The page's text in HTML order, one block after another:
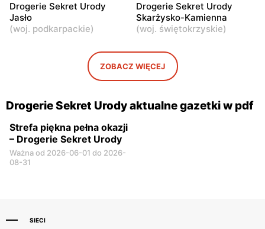
Drogerie Sekret Urody
Jasło
(woj. podkarpackie)
Drogerie Sekret Urody
Skarżysko-Kamienna
(woj. świętokrzyskie)
ZOBACZ WIĘCEJ
Drogerie Sekret Urody aktualne gazetki w pdf
Strefa piękna pełna okazji
– Drogerie Sekret Urody
Ważna od 2026-06-01 do 2026-
08-31
SIECI